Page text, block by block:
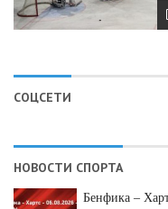
СОЦСЕТИ
НОВОСТИ СПОРТА
Бенфика –